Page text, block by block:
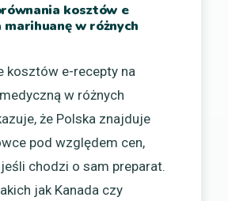
kosztów e
w różnych
kosztów e-recepty na
w różnych
że Polska znajduje
pod względem cen,
chodzi o sam preparat.
jak Kanada czy